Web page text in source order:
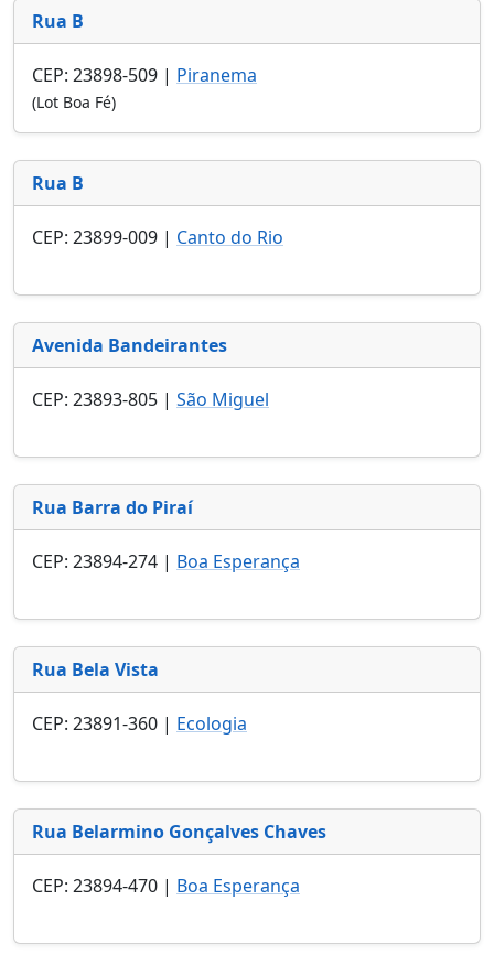
Rua B
CEP: 23898-509 | Piranema
(Lot Boa Fé)
Rua B
CEP: 23899-009 | Canto do Rio
Avenida Bandeirantes
CEP: 23893-805 | São Miguel
Rua Barra do Piraí
CEP: 23894-274 | Boa Esperança
Rua Bela Vista
CEP: 23891-360 | Ecologia
Rua Belarmino Gonçalves Chaves
CEP: 23894-470 | Boa Esperança